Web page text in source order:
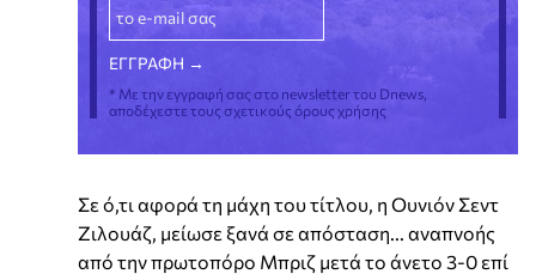
* Με την εγγραφή σας στο newsletter του Dnews,
αποδέχεστε τους σχετικούς όρους χρήσης
Σε ό,τι αφορά τη μάχη του τίτλου, η Ουνιόν Σεντ
Ζιλουάζ, μείωσε ξανά σε απόσταση... αναπνοής
από την πρωτοπόρο Μπριζ μετά το άνετο 3-0 επί